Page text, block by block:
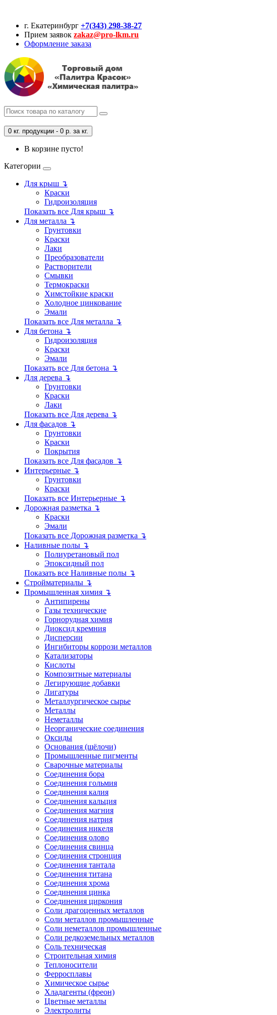
г. Екатеринбург +7(343) 298-38-27
Прием заявок zakaz@pro-lkm.ru
Оформление заказа
0 кг. продукции - 0 р. за кг.
В корзине пусто!
Категории
Для крыш ↴
Краски
Гидроизоляция
Показать все Для крыш ↴
Для металла ↴
Грунтовки
Краски
Лаки
Преобразователи
Растворители
Смывки
Термокраски
Химстойкие краски
Холодное цинкование
Эмали
Показать все Для металла ↴
Для бетона ↴
Гидроизоляция
Краски
Эмали
Показать все Для бетона ↴
Для дерева ↴
Грунтовки
Краски
Лаки
Показать все Для дерева ↴
Для фасадов ↴
Грунтовки
Краски
Покрытия
Показать все Для фасадов ↴
Интерьерные ↴
Грунтовки
Краски
Показать все Интерьерные ↴
Дорожная разметка ↴
Краски
Эмали
Показать все Дорожная разметка ↴
Наливные полы ↴
Полиуретановый пол
Эпоксидный пол
Показать все Наливные полы ↴
Стройматериалы ↴
Промышленная химия ↴
Антипирены
Газы технические
Горнорудная химия
Диоксид кремния
Дисперсии
Ингибиторы коррози металлов
Катализаторы
Кислоты
Композитные материалы
Легирующие добавки
Лигатуры
Металлургическое сырье
Металлы
Неметаллы
Неорганические соединения
Оксиды
Основания (щёлочи)
Промышленные пигменты
Сварочные материалы
Соединения бора
Соединения гольмия
Соединения калия
Соединения кальция
Соединения магния
Соединения натрия
Соединения никеля
Соединения олово
Соединения свинца
Соединения стронция
Соединения тантала
Соединения титана
Соединения хрома
Соединения цинка
Соединения циркония
Соли драгоценных металлов
Соли металлов промышленные
Соли неметаллов промышленные
Соли редкоземельных металлов
Соль техническая
Строительная химия
Теплоносители
Ферросплавы
Химическое сырье
Хладагенты (фреон)
Цветные металлы
Электролиты